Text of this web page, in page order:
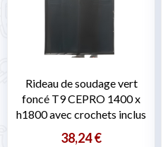
Rideau de soudage vert
foncé T9 CEPRO 1400 x
h1800 avec crochets inclus
38,24 €